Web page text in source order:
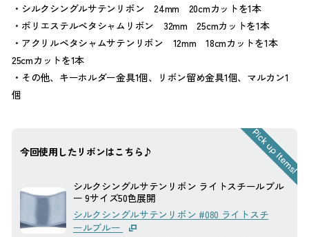
シルクシングルサテンリボン 24mm 20cmカットを1本
ポリエステルペタシャムリボン 32mm 25cmカットを1本
アクリルペタシャムサテンリボン 12mm 18cmカットを1本
25cmカットを1本
その他、キーホルダー金具1個、リボン留め金具1個、マルカン1
個
今回使用したリボンはこちら♪
シルクシングルサテンリボン ライトスチールブル
ー 9サイズ50色展開
シルクシングルサテンリボン #080 ライトスチ
ールブルー